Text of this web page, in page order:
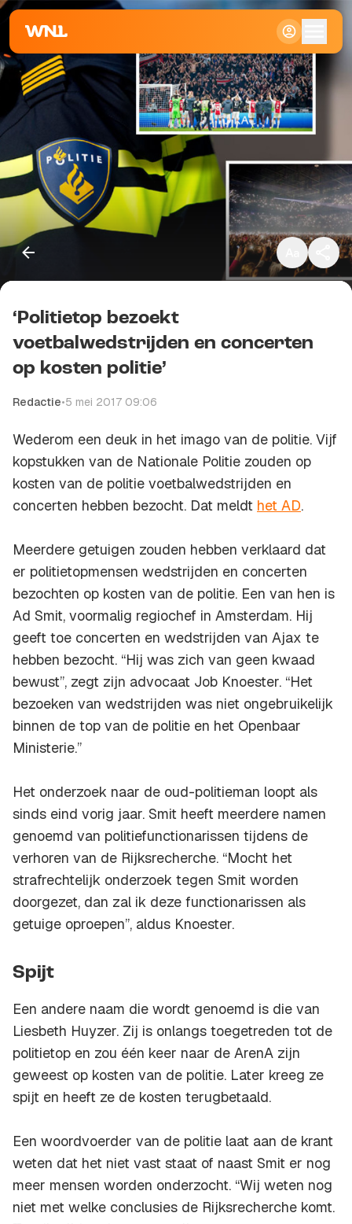
Klein
Standaard
Groot
‘Politietop bezoekt
voetbalwedstrijden en concerten
op kosten politie’
Redactie•5 mei 2017 09:06
Wederom een deuk in het imago van de politie. Vijf
kopstukken van de Nationale Politie zouden op
kosten van de politie voetbalwedstrijden en
concerten hebben bezocht. Dat meldt het AD.
Meerdere getuigen zouden hebben verklaard dat
er politietopmensen wedstrijden en concerten
bezochten op kosten van de politie. Een van hen is
Ad Smit, voormalig regiochef in Amsterdam. Hij
geeft toe concerten en wedstrijden van Ajax te
hebben bezocht. “Hij was zich van geen kwaad
bewust”, zegt zijn advocaat Job Knoester. “Het
bezoeken van wedstrijden was niet ongebruikelijk
binnen de top van de politie en het Openbaar
Ministerie.”
Het onderzoek naar de oud-politieman loopt als
sinds eind vorig jaar. Smit heeft meerdere namen
genoemd van politiefunctionarissen tijdens de
verhoren van de Rijksrecherche. “Mocht het
strafrechtelijk onderzoek tegen Smit worden
doorgezet, dan zal ik deze functionarissen als
getuige oproepen”, aldus Knoester.
Spijt
Een andere naam die wordt genoemd is die van
Liesbeth Huyzer. Zij is onlangs toegetreden tot de
politietop en zou één keer naar de ArenA zijn
geweest op kosten van de politie. Later kreeg ze
spijt en heeft ze de kosten terugbetaald.
Een woordvoerder van de politie laat aan de krant
weten dat het niet vast staat of naast Smit er nog
meer mensen worden onderzocht. “Wij weten nog
niet met welke conclusies de Rijksrecherche komt.